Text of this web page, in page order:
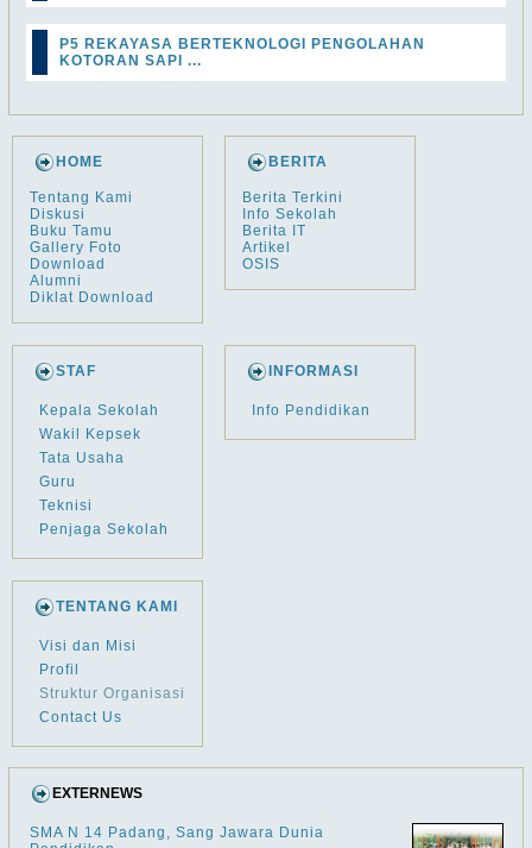
P5 REKAYASA BERTEKNOLOGI PENGOLAHAN
KOTORAN SAPI ...
HOME
Tentang Kami
Diskusi
Buku Tamu
Gallery Foto
Download
Alumni
Diklat Download
BERITA
Berita Terkini
Info Sekolah
Berita IT
Artikel
OSIS
STAF
Kepala Sekolah
Wakil Kepsek
Tata Usaha
Guru
Teknisi
Penjaga Sekolah
INFORMASI
Info Pendidikan
TENTANG KAMI
Visi dan Misi
Profil
Struktur Organisasi
Contact Us
EXTERNEWS
SMA N 14 Padang, Sang Jawara Dunia